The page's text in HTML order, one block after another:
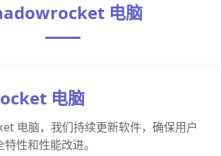
电脑
电脑
电脑，我们持续更新软件，确保用户
性和性能改进。